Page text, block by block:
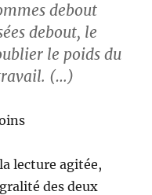
debout
debout, le
le poids du
(…)
lecture agitée,
des deux